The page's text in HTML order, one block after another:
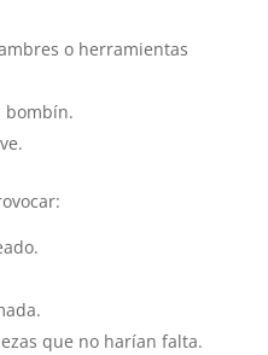
o herramientas
bombín.
que no harían falta.